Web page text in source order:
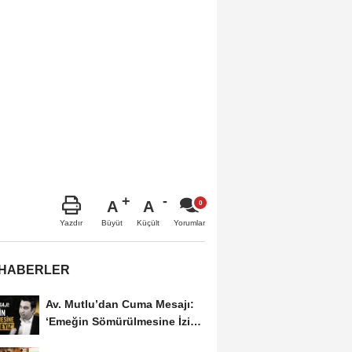
Yazdır
A
Büyüt
A
Küçült Yorumlar
Av. Mutlu’dan Cuma Mesajı:
‘Emeğin Sömürülmesine İzin